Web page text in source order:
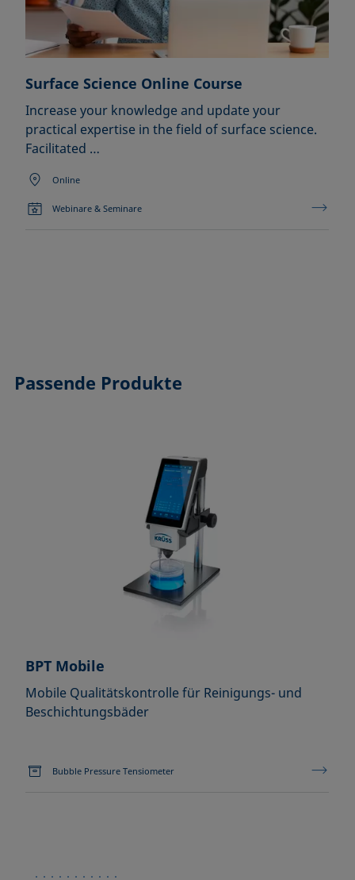
Surface Science Online Course
Increase your knowledge and update your
practical expertise in the field of surface science.
Facilitated …
Online
Webinare & Seminare
Passende Produkte
BPT Mobile
Mobile Qualitätskontrolle für Reinigungs- und
Beschichtungsbäder
Bubble Pressure Tensiometer